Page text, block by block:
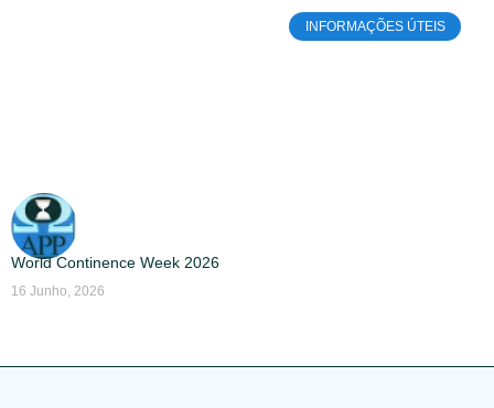
INFORMAÇÕES ÚTEIS
World Continence Week 2026
16 Junho, 2026